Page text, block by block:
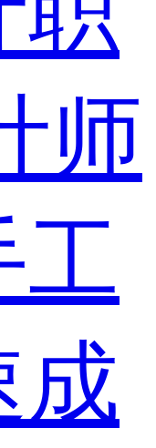
师
工
成